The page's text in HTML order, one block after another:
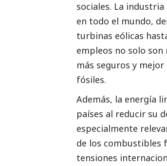
sociales. La
en todo el mundo,
turbinas eólicas
empleos no solo
más seguros y
fósiles.
Además, la energía
países al reducir su
especialmente
de los combustibles
tensiones